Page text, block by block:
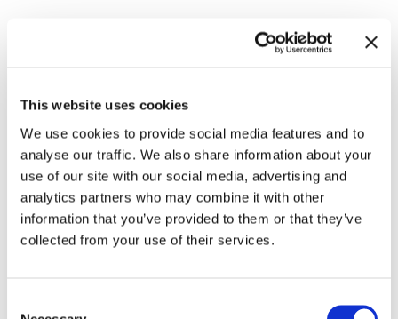
This website uses cookies
We use cookies to provide social media features and to
analyse our traffic. We also share information about your
use of our site with our social media, advertising and
analytics partners who may combine it with other
information that you’ve provided to them or that they’ve
collected from your use of their services.